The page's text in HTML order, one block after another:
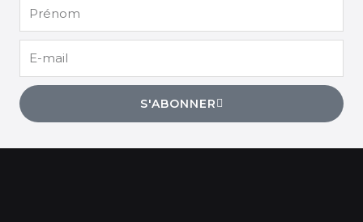
S'ABONNER